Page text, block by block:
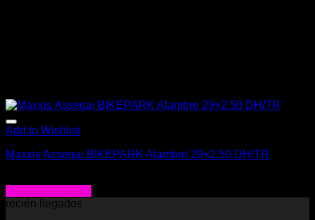
Add to Wishlist
Maxxis Assegai BIKEPARK Alambre 29×2.50 DH/TR
recién llegados